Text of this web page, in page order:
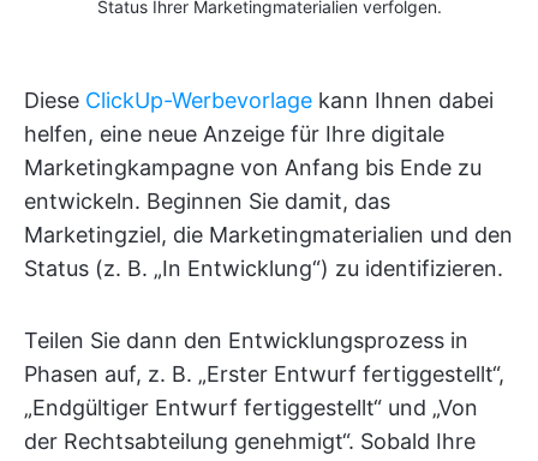
Status Ihrer Marketingmaterialien verfolgen.
Diese ClickUp-Werbevorlage kann Ihnen dabei
helfen, eine neue Anzeige für Ihre digitale
Marketingkampagne von Anfang bis Ende zu
entwickeln. Beginnen Sie damit, das
Marketingziel, die Marketingmaterialien und den
Status (z. B. „In Entwicklung“) zu identifizieren.
Teilen Sie dann den Entwicklungsprozess in
Phasen auf, z. B. „Erster Entwurf fertiggestellt“,
„Endgültiger Entwurf fertiggestellt“ und „Von
der Rechtsabteilung genehmigt“. Sobald Ihre